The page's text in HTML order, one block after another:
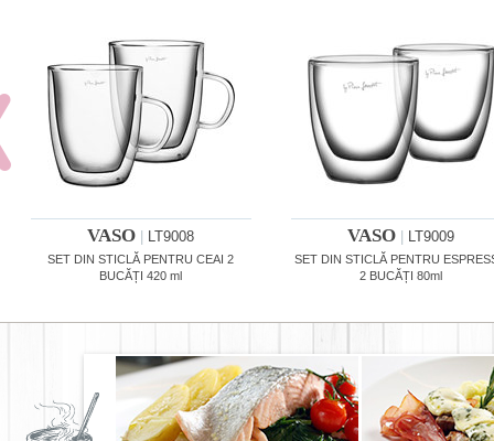
VASO LT9008
SET DIN STICLĂ PENTRU CEAI 2
BUCĂȚI 420 ml
VASO LT9009
SET DIN STICLĂ PENTRU
2 BUCĂȚI 80ml